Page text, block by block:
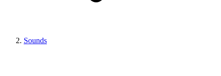
Sounds